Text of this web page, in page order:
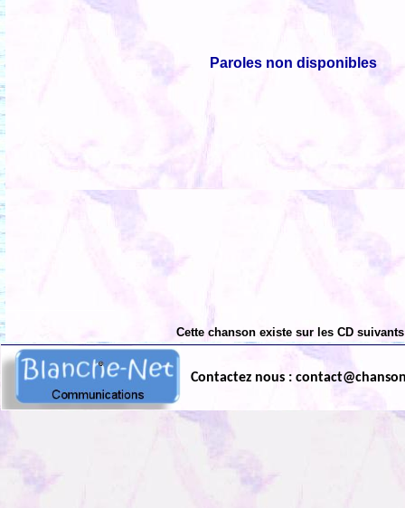
Paroles non disponibles
Cette chanson existe sur les CD
Contactez nous :